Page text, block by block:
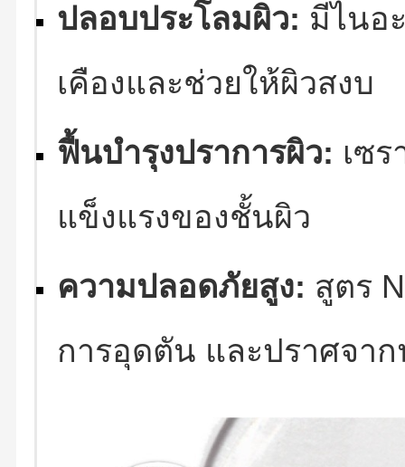
ปลอบประโลมผิว: มีไนอ
เคืองและช่วยให้ผิวสงบ
ฟื้นบำรุงปราการผิว: เซ
แข็งแรงของชั้นผิว
ความปลอดภัยสูง: สูตร
การอุดตัน และปราศจา